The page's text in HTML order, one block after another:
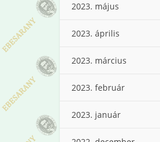
2023. május
2023. április
2023. március
2023. február
2023. január